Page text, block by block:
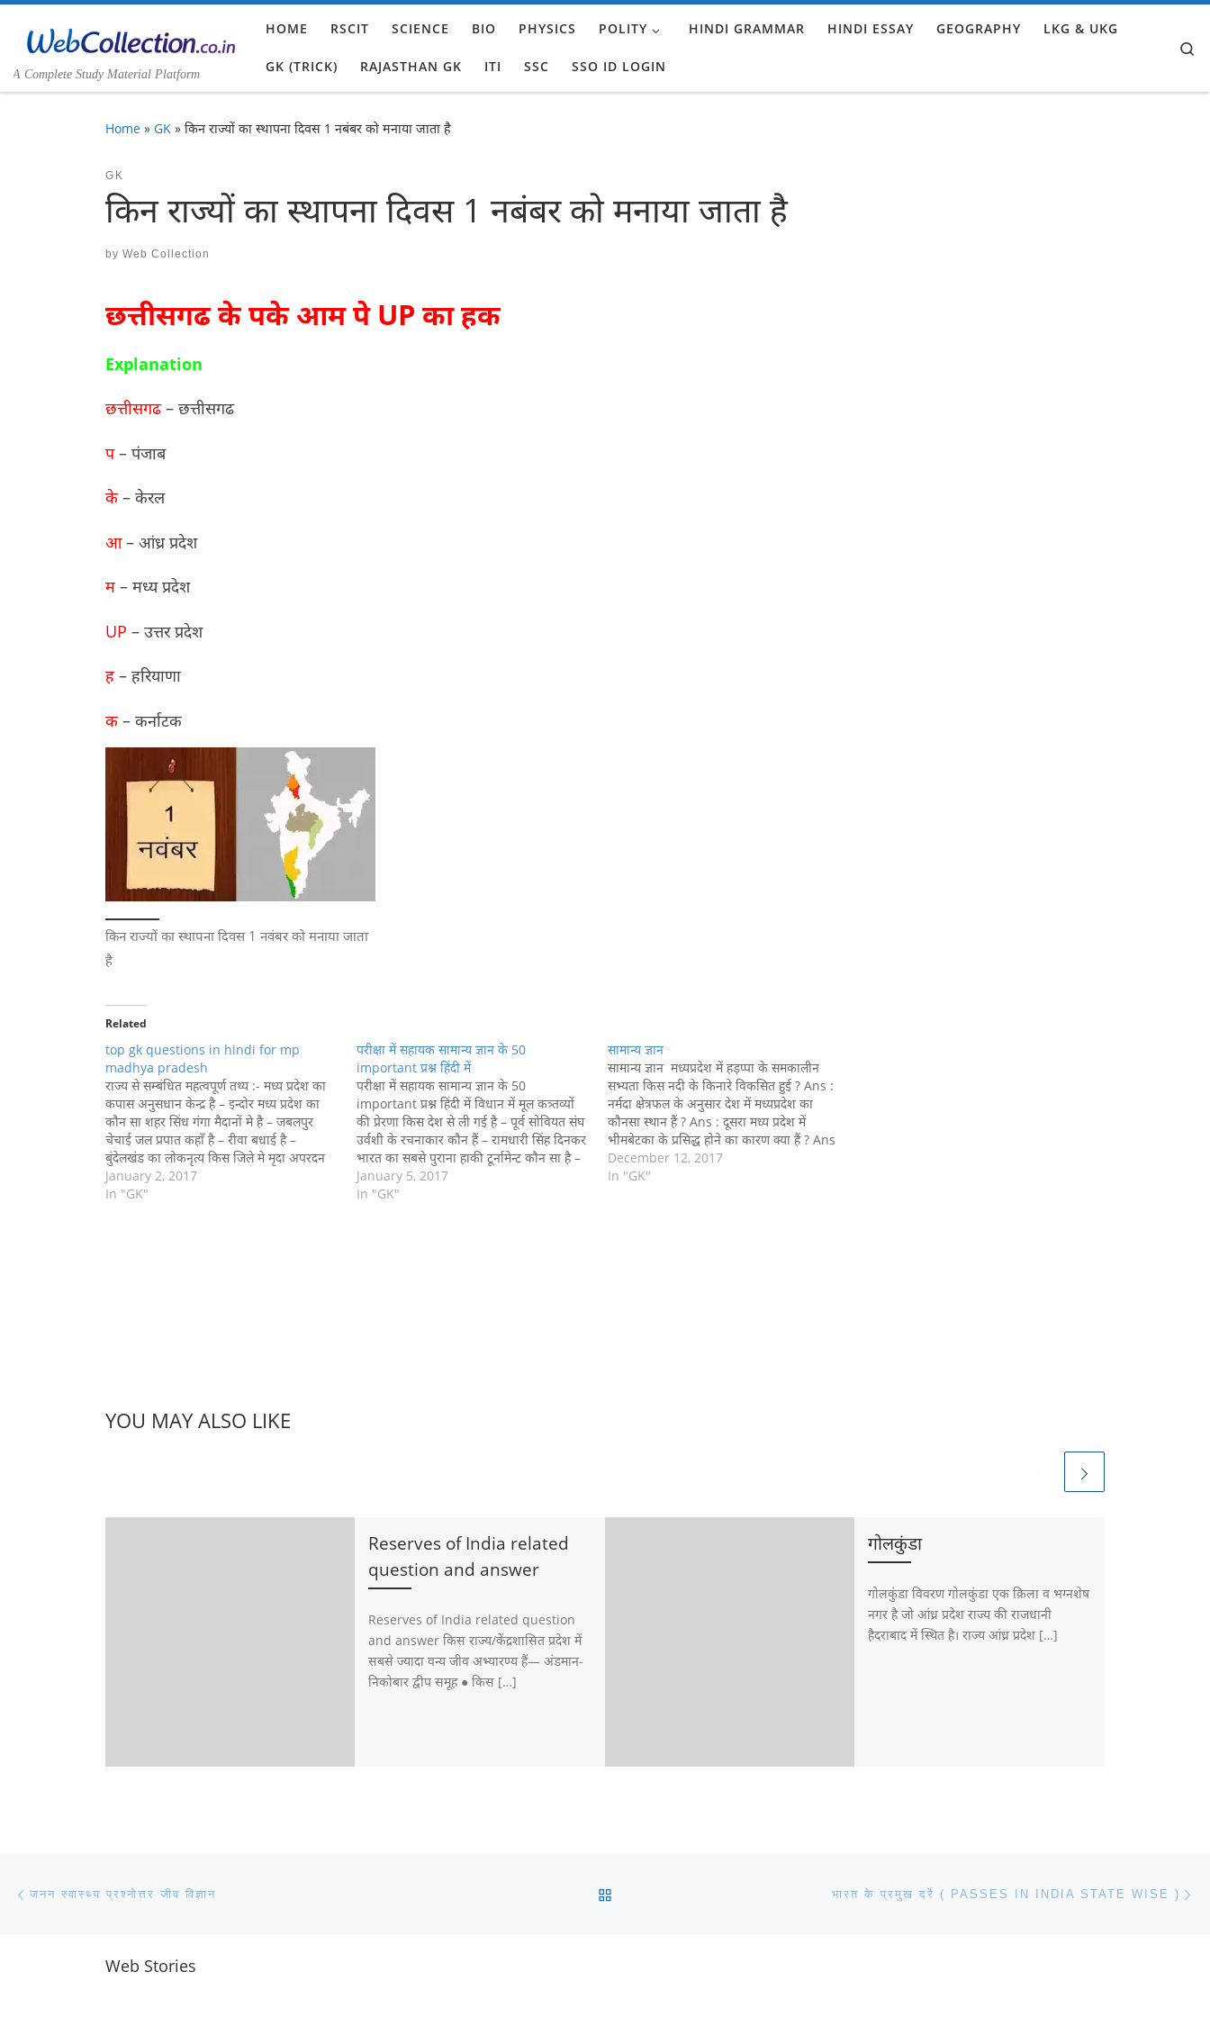
Skip to content
A Complete Study Material Platform
HOME RSCIT SCIENCE BIO PHYSICS POLITY HINDI GRAMMAR HINDI ESSAY GEOGRAPHY LKG & UKG
GK (TRICK) RAJASTHAN GK ITI SSC SSO ID LOGIN
Home » GK » किन राज्यों का स्थापना दिवस 1 नबंबर को मनाया जाता है
GK
किन राज्यों का स्थापना दिवस 1 नबंबर को मनाया जाता है
by Web Collection
छत्तीसगढ के पके आम पे UP का हक
Explanation
छत्तीसगढ– छत्तीसगढ
प– पंजाब
के – केरल
आ– आंध्र प्रदेश
म – मध्य प्रदेश
UP – उत्तर प्रदेश
ह – हरियाणा
क – कर्नाटक
किन राज्यों का स्थापना दिवस 1 नवंबर को मनाया जाता
है
Related
top gk questions in hindi for mp
madhya pradesh
राज्य से सम्बंधित महत्वपूर्ण तथ्य :- मध्य प्रदेश का
कपास अनुसधान केन्द्र है – इन्दोर मध्य प्रदेश का
कौन सा शहर सिंध गंगा मैदानों मे है – जबलपुर
चेचाई जल प्रपात कहाँ है – रीवा बधाई है –
बुंदेलखंड का लोकनृत्य किस जिले मे मृदा अपरदन
की समस्या है –…
January 2, 2017
In "GK"
परीक्षा में सहायक सामान्य ज्ञान के 50
important प्रश्न हिंदी में
परीक्षा में सहायक सामान्य ज्ञान के 50
important प्रश्न हिंदी में विधान में मूल कत्र्तव्यों
की प्रेरणा किस देश से ली गई है – पूर्व सोवियत संघ
उर्वशी के रचनाकार कौन हैं – रामधारी सिंह दिनकर
भारत का सबसे पुराना हाकी टूर्नामेन्ट कौन सा है –
बेटन कप डबल रोटी…
January 5, 2017
In "GK"
सामान्य ज्ञान
सामान्य ज्ञान मध्यप्रदेश में हड़प्पा के समकालीन
सभ्यता किस नदी के किनारे विकसित हुई ? Ans :
नर्मदा क्षेत्रफल के अनुसार देश में मध्यप्रदेश का
कौनसा स्थान हैं ? Ans : दूसरा मध्य प्रदेश में
भीमबेटका के प्रसिद्ध होने का कारण क्या हैं ? Ans
: गुफाओं के शैलचित्र के…
December 12, 2017
In "GK"
YOU MAY ALSO LIKE
Reserves of India related
question and answer
Reserves of India related question
and answer किस राज्य/केंद्रशासित प्रदेश में
सबसे ज्यादा वन्य जीव अभ्यारण्य हैं— अंडमान-
निकोबार द्वीप समूह ● किस […]
गोलकुंडा
गोलकुंडा विवरण गोलकुंडा एक क़िला व भग्नशेष
नगर है जो आंध्र प्रदेश राज्य की राजधानी
हैदराबाद में स्थित है। राज्य आंध्र प्रदेश […]
Post navigation
जनन स्वास्थ्य प्रश्नोत्तर जीव विज्ञान भारत के प्रमुख दर्रे ( PASSES IN INDIA STATE WISE )
Web Stories